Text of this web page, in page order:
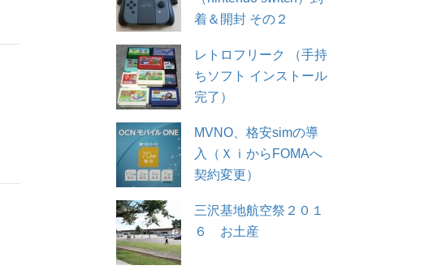
着＆開封 その２
レトロフリーク （手持
ちソフト インストール
完了）
MVNO、格安simの導
入（ＸｉからFOMAへ
契約変更）
三沢基地航空祭２０１
６ お土産